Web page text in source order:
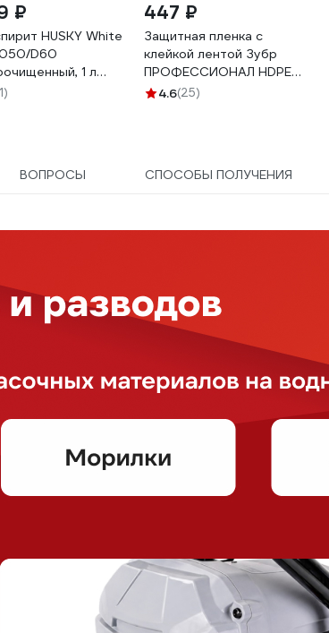
₽
HUSKY White
D60
1 л
447 ₽
Защитная пленка с
клейкой лентой Зубр
ПРОФЕССИОНАЛ HDPE
10мкм 2,7х20м 12250-
4.6(25)
ВОПРОСЫ СПОСОБЫ ПОЛУЧЕНИЯ